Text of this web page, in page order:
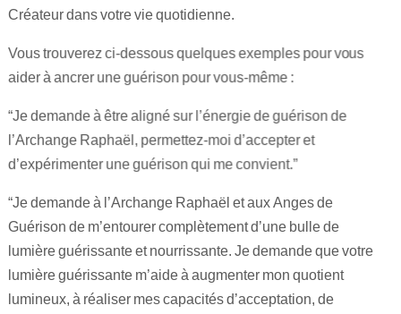
Créateur dans votre vie quotidienne.
Vous trouverez ci-dessous quelques exemples pour vous
aider à ancrer une guérison pour vous-même :
“Je demande à être aligné sur l’énergie de guérison de
l’Archange Raphaël, permettez-moi d’accepter et
d’expérimenter une guérison qui me convient.”
“Je demande à l’Archange Raphaël et aux Anges de
Guérison de m’entourer complètement d’une bulle de
lumière guérissante et nourrissante. Je demande que votre
lumière guérissante m’aide à augmenter mon quotient
lumineux, à réaliser mes capacités d’acceptation, de